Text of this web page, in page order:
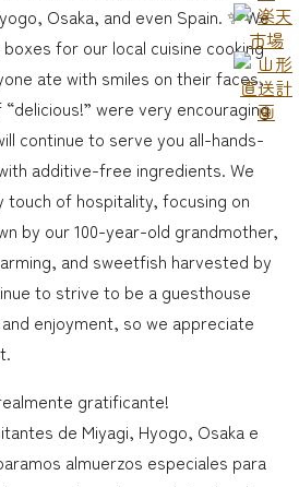
Osaka, and even Spain. ✨ We
for our local cuisine cooking
ate with smiles on their faces,
were very encouraging
continue to serve you all-hands-
additive-free ingredients. We
touch of hospitality, focusing on
by our 100-year-old grandmother,
and sweetfish harvested by
to strive to be a guesthouse
enjoyment, so we appreciate
gratificante!
de Miyagi, Hyogo, Osaka e
almuerzos especiales para